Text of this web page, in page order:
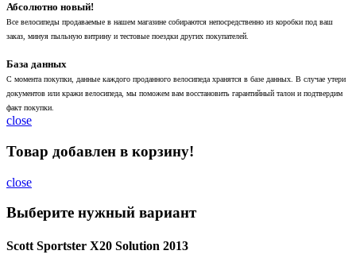
Абсолютно новый!
Все велосипеды продаваемые в нашем магазине собираются непосредственно из коробки под ваш
заказ, минуя пыльную витрину и тестовые поездки других покупателей.
База данных
С момента покупки, данные каждого проданного велосипеда хранятся в базе данных. В случае утери
документов или кражи велосипеда, мы поможем вам восстановить гарантийный талон и подтвердим
факт покупки.
close
Товар добавлен в корзину!
close
Выберите нужный вариант
Scott Sportster X20 Solution 2013